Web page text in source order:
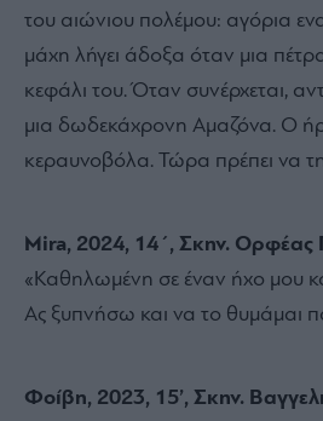
του αιώνιου πολέμου: αγόρια
μάχη λήγει άδοξα όταν μια
κεφάλι του. Όταν συνέρχεται,
μια δωδεκάχρονη Αμαζόνα. Ο
κεραυνοβόλα. Τώρα πρέπει να
Mira, 2024, 14΄, Σκην. Ορφέας
«Καθηλωμένη σε έναν ήχο μου
Ας ξυπνήσω και να το θυμάμαι
Φοίβη, 2023, 15’, Σκην.